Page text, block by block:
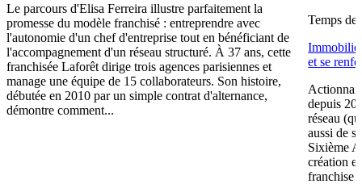
Le parcours d'Elisa Ferreira illustre parfaitement la
promesse du modèle franchisé : entreprendre avec
l'autonomie d'un chef d'entreprise tout en bénéficiant de
l'accompagnement d'un réseau structuré. À 37 ans, cette
franchisée Laforêt dirige trois agences parisiennes et
manage une équipe de 15 collaborateurs. Son histoire,
débutée en 2010 par un simple contrat d'alternance,
démontre comment...
Temps de
et se
depuis
réseau
aussi de
Sixième
création
franchise